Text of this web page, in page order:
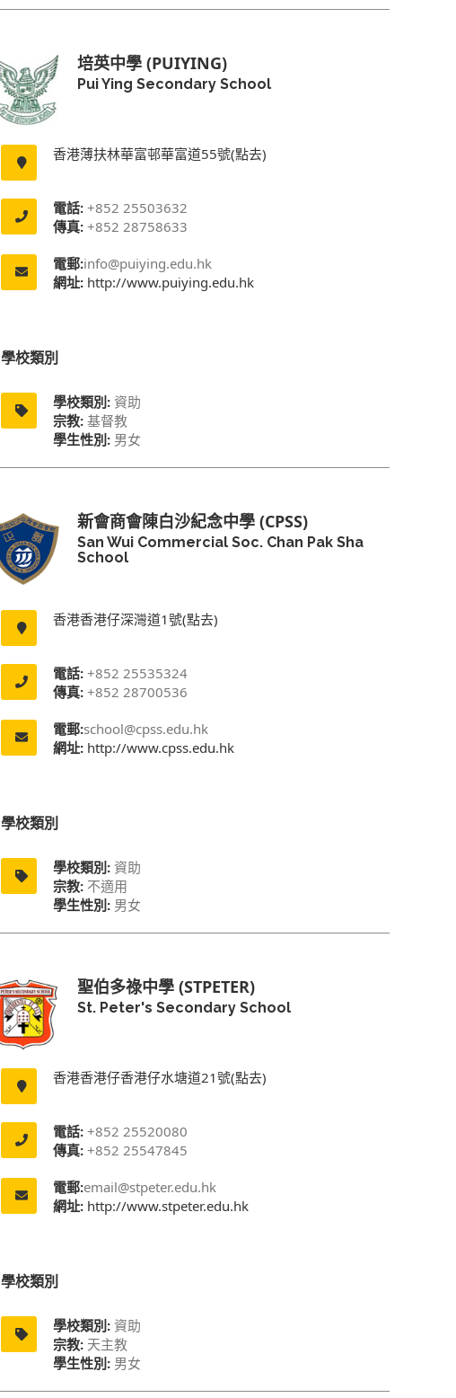
培英中學 (PUIYING)
Pui Ying Secondary School
香港薄扶林華富邨華富道55號(點去)
電話:+852 25503632
傳真:+852 28758633
電郵:info@puiying.edu.hk
網址:http://www.puiying.edu.hk
學校類別
學校類別:資助
宗教:基督教
學生性別:男女
新會商會陳白沙紀念中學 (CPSS)
San Wui Commercial Soc. Chan Pak Sha
School
香港香港仔深灣道1號(點去)
電話:+852 25535324
傳真:+852 28700536
電郵:school@cpss.edu.hk
網址:http://www.cpss.edu.hk
學校類別
學校類別:資助
宗教:不適用
學生性別:男女
聖伯多祿中學 (STPETER)
St. Peter's Secondary School
香港香港仔香港仔水塘道21號(點去)
電話:+852 25520080
傳真:+852 25547845
電郵:email@stpeter.edu.hk
網址:http://www.stpeter.edu.hk
學校類別
學校類別:資助
宗教:天主教
學生性別:男女